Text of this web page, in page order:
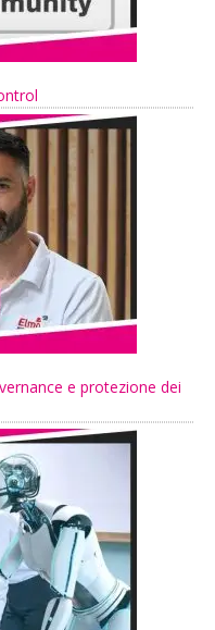
e protezione dei